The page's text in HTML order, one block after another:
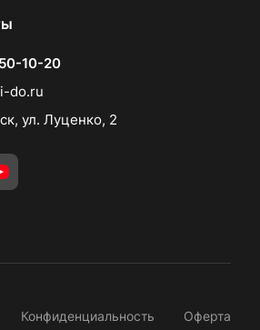
10-20
do.ru
ул. Луценко, 2
Конфиденциальность Оферта